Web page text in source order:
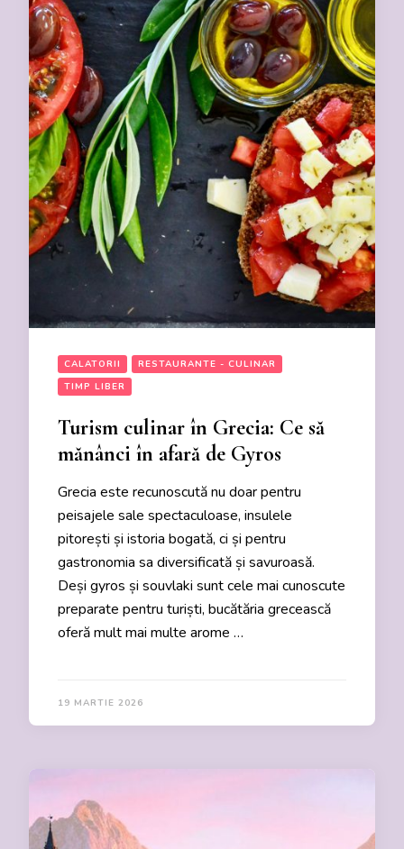
CALATORII
RESTAURANTE - CULINAR
TIMP LIBER
Turism culinar în Grecia: Ce să
mănânci în afară de Gyros
Grecia este recunoscută nu doar pentru
peisajele sale spectaculoase, insulele
pitorești și istoria bogată, ci și pentru
gastronomia sa diversificată și savuroasă.
Deși gyros și souvlaki sunt cele mai cunoscute
preparate pentru turiști, bucătăria grecească
oferă mult mai multe arome …
19 MARTIE 2026